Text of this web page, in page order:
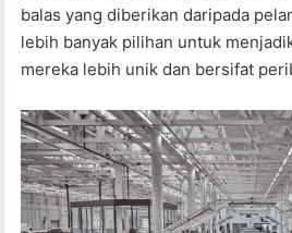
balas yang diberikan daripada
lebih banyak pilihan untuk
mereka lebih unik dan bersifat